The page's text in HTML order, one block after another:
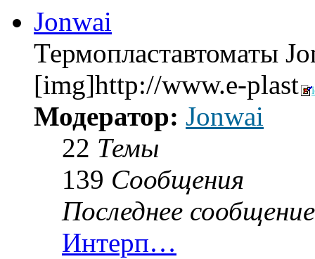
Jonwai
Термопластавтоматы
[img]http://www.e-plast
Модератор: Jonwai
22 Темы
139 Сообщения
Последнее сообщение
Интерп…